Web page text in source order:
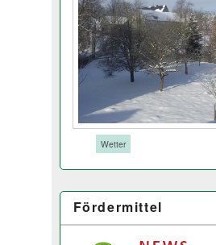
Wetter
Fördermittel